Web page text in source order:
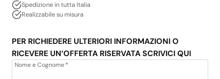
Spedizione in tutta Italia
Realizzabile su misura
PER RICHIEDERE ULTERIORI INFORMAZIONI O
RICEVERE UN’OFFERTA RISERVATA SCRIVICI QUI
Nome e Cognome*